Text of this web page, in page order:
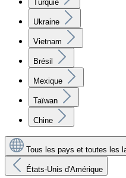
Turquie
Ukraine
Vietnam
Brésil
Mexique
Taïwan
Chine
Tous les pays et toutes les
États-Unis d'Amérique